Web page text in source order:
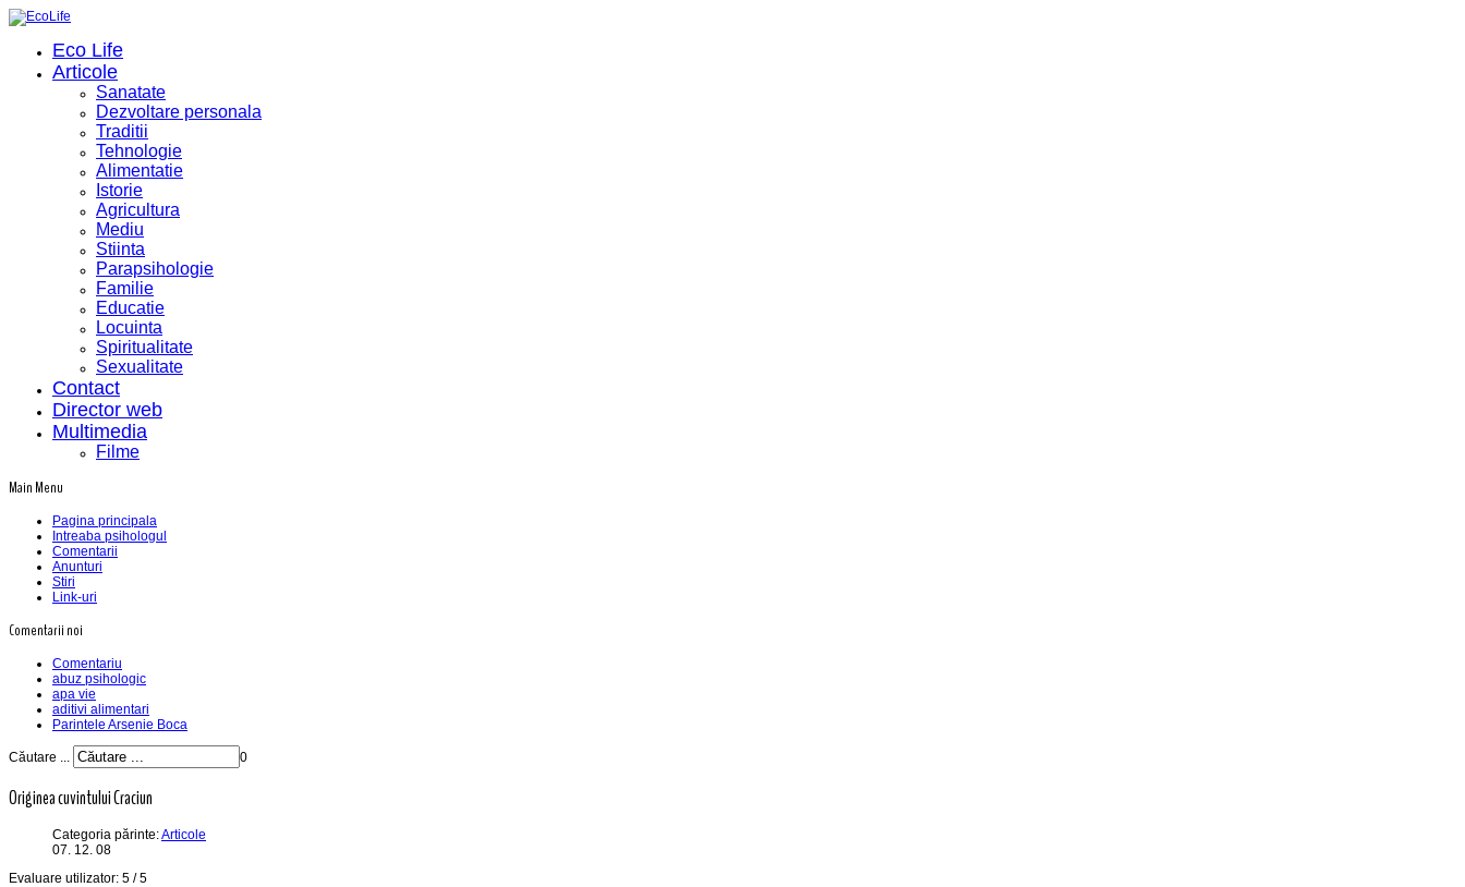
Eco Life
Articole
Sanatate
Dezvoltare personala
Traditii
Tehnologie
Alimentatie
Istorie
Agricultura
Mediu
Stiinta
Parapsihologie
Familie
Educatie
Locuinta
Spiritualitate
Sexualitate
Contact
Director web
Multimedia
Filme
Main Menu
Pagina principala
Intreaba psihologul
Comentarii
Anunturi
Stiri
Link-uri
Comentarii noi
Comentariu
abuz psihologic
apa vie
aditivi alimentari
Parintele Arsenie Boca
Căutare ... 0
Originea cuvintului Craciun
Categoria părinte:Articole
07. 12. 08
Evaluare utilizator: 5 /5